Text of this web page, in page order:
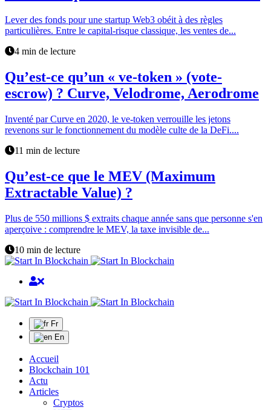
Lever des fonds pour une startup Web3 obéit à des règles
particulières. Entre le capital-risque classique, les ventes de...
4 min de lecture
Qu’est-ce qu’un « ve-token » (vote-
escrow) ? Curve, Velodrome, Aerodrome
Inventé par Curve en 2020, le ve-token verrouille les jetons
revenons sur le fonctionnement du modèle culte de la DeFi....
11 min de lecture
Qu’est-ce que le MEV (Maximum
Extractable Value) ?
Plus de 550 millions $ extraits chaque année sans que personne s'en
aperçoive : comprendre le MEV, la taxe invisible de...
10 min de lecture
Fr
En
Accueil
Blockchain 101
Actu
Articles
Cryptos